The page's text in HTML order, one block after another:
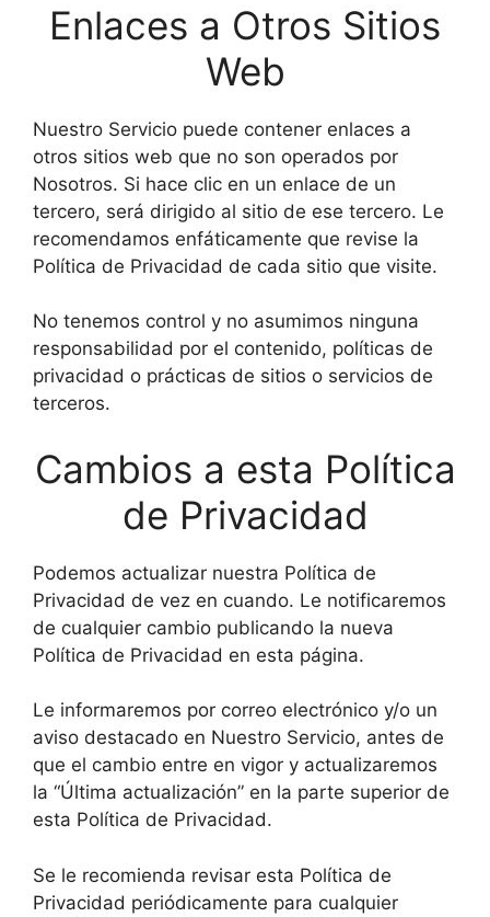
Enlaces a Otros Sitios
Web
Nuestro Servicio puede contener enlaces a
otros sitios web que no son operados por
Nosotros. Si hace clic en un enlace de un
tercero, será dirigido al sitio de ese tercero. Le
recomendamos enfáticamente que revise la
Política de Privacidad de cada sitio que visite.
No tenemos control y no asumimos ninguna
responsabilidad por el contenido, políticas de
privacidad o prácticas de sitios o servicios de
terceros.
Cambios a esta Política
de Privacidad
Podemos actualizar nuestra Política de
Privacidad de vez en cuando. Le notificaremos
de cualquier cambio publicando la nueva
Política de Privacidad en esta página.
Le informaremos por correo electrónico y/o un
aviso destacado en Nuestro Servicio, antes de
que el cambio entre en vigor y actualizaremos
la “Última actualización” en la parte superior de
esta Política de Privacidad.
Se le recomienda revisar esta Política de
Privacidad periódicamente para cualquier